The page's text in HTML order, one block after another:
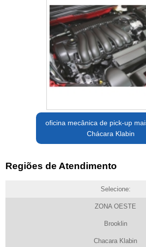
oficina mecânica de pick-up
Chácara Klabin
Regiões de Atendimento
Selecione:
ZONA OESTE
Brooklin
Chacara Klabin